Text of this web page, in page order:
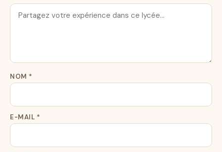
NOM *
E-MAIL *